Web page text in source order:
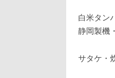
白米タ
静岡製機
サタケ・